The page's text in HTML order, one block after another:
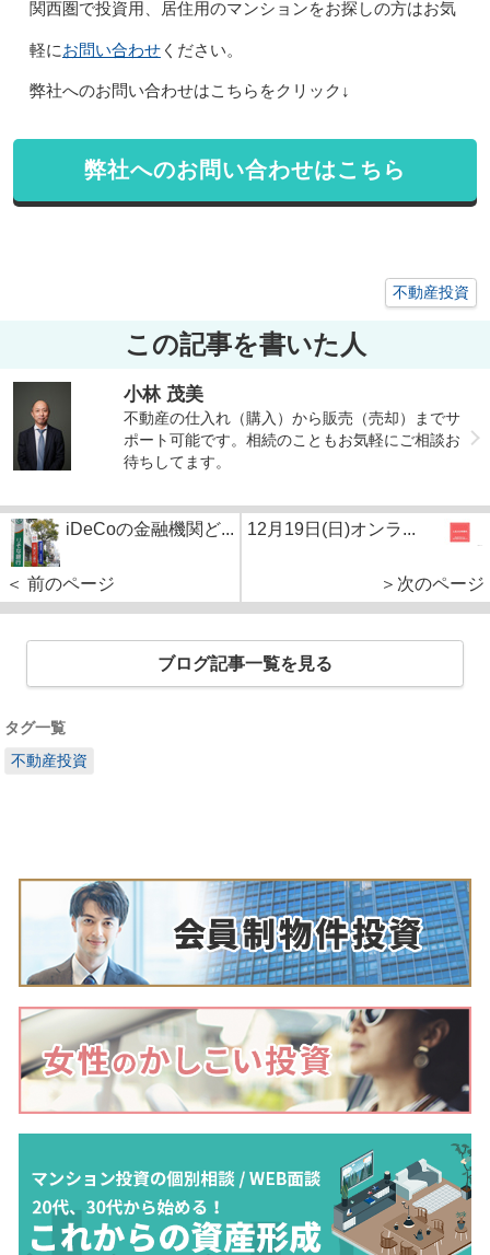
関西圏で投資用、居住用のマンションをお探しの方はお気
軽にお問い合わせください。
弊社へのお問い合わせはこちらをクリック↓
弊社へのお問い合わせはこちら
不動産投資
この記事を書いた人
小林 茂美
不動産の仕入れ（購入）から販売（売却）までサ
ポート可能です。相続のこともお気軽にご相談お
待ちしてます。
iDeCoの金融機関ど...
＜ 前のページ
12月19日(日)オンラ...
＞次のページ
ブログ記事一覧を見る
タグ一覧
不動産投資